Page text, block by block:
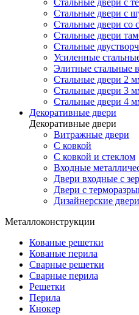
Стальные двери с
Стальные двери с
Стальные двери со
Стальные двери
Стальные
Усиленные
Элитные стальные
Стальные двери 2
Стальные двери 3
Стальные двери 4
Декоративные двери
Декоративные двери
Витражные двери
С ковкой
С ковкой и стеклом
Входные
Двери входные с
Двери с
Дизайнерские двери
Металлоконструкции
Кованые решетки
Кованые перила
Сварные решетки
Сварные перила
Решетки
Перила
Кнокер